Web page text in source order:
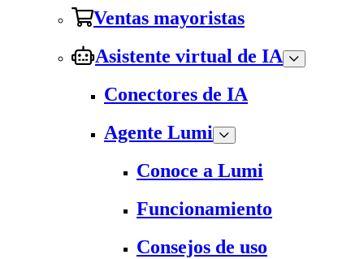
Ventas mayoristas
Asistente virtual de IA
Conectores de IA
Agente Lumi
Conoce a Lumi
Funcionamiento
Consejos de uso